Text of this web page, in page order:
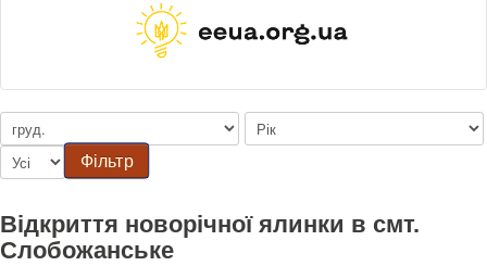
Фільтр
Відкриття новорічної ялинки в смт.
Слобожанське